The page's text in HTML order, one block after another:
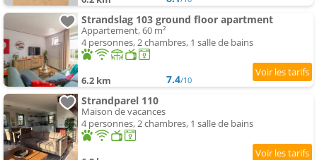
Strandslag 103 ground floor apartment
Appartement, 60 m²
4 personnes, 2 chambres, 1 salle de bains
6.2 km 7.4/10
Strandparel 110
Maison de vacances
4 personnes, 2 chambres, 1 salle de bains